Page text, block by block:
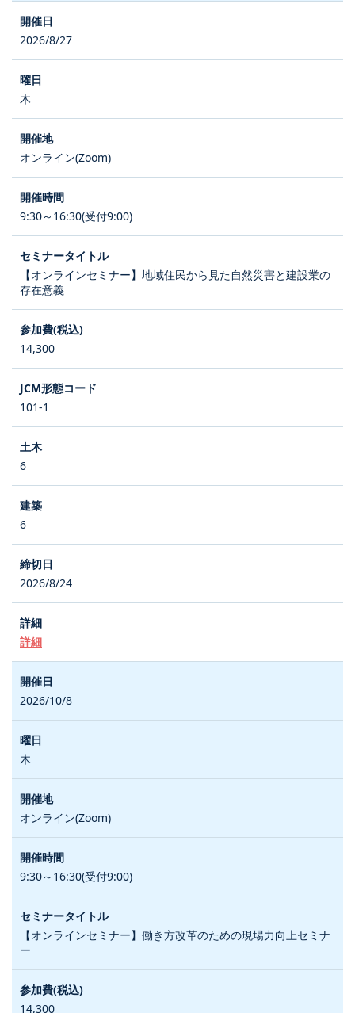
2026/8/27
木
オンライン(Zoom)
9:30～16:30(受付9:00)
【オンラインセミナー】地域住民から見た自然災害と建設業の
存在意義
14,300
101-1
6
6
2026/8/24
詳細
2026/10/8
木
オンライン(Zoom)
9:30～16:30(受付9:00)
【オンラインセミナー】働き方改革のための現場力向上セミナ
ー
14,300